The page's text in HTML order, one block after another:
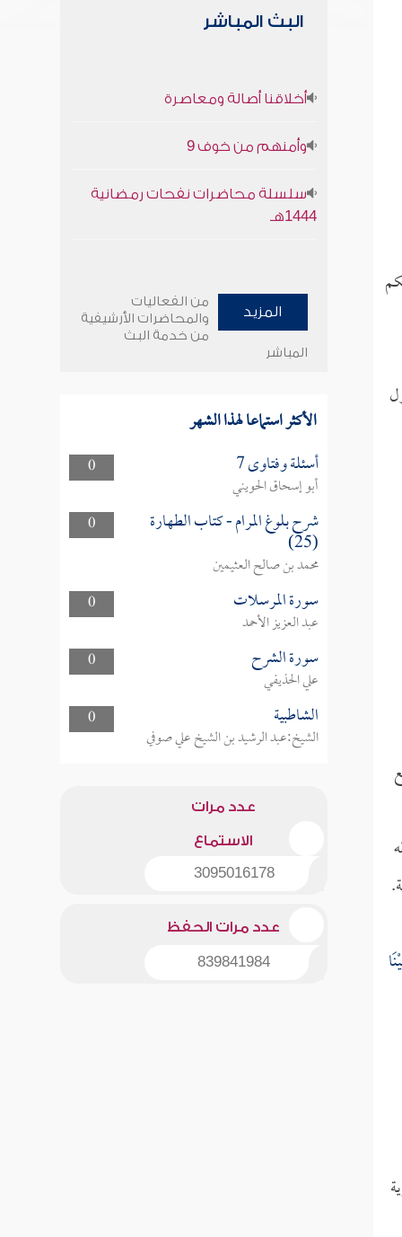
البث المباشر
أخلاقنا أصالة ومعاصرة
وأمنهم من خوف 9
سلسلة محاضرات نفحات رمضانية
1444هـ
المزيد
من الفعاليات
والمحاضرات الأرشيفية
من خدمة البث
المباشر
الأكثر استماعا لهذا الشهر
0 أسئلة وفتاوى 7
أبو إسحاق الحويني
0
شرح بلوغ المرام - كتاب الطهارة
(25)
محمد بن صالح العثيمين
0
سورة المرسلات
عبد العزيز الأحمد
0
سورة الشرح
علي الحذيفي
0
الشاطبية
الشيخ:عبد الرشيد بن الشيخ علي صوفي
عدد مرات
الاستماع
3095016178
عدد مرات الحفظ
839841984